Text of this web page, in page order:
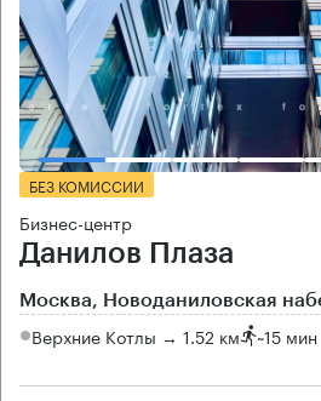
БЕЗ КОМИССИИ
Бизнес-центр
Данилов Плаза
Москва, Новоданиловская
Верхние Котлы → 1.52 км ~15 мин